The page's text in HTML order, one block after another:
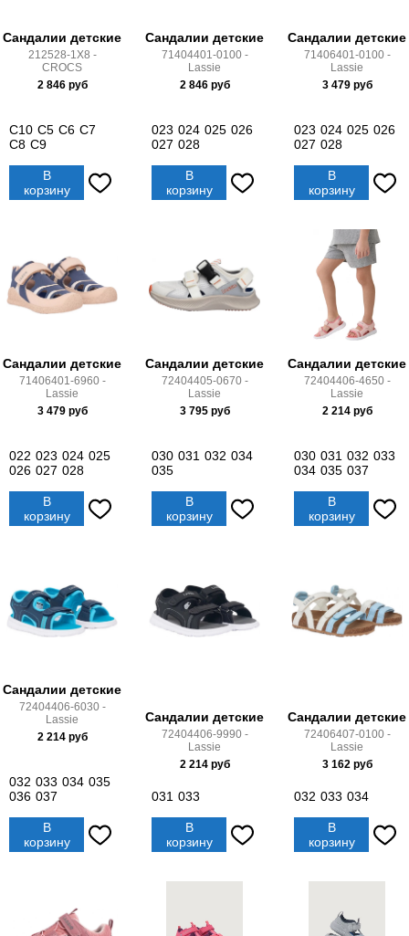
Сандалии детские
212528-1X8 -
CROCS
2 846руб
C10 C5 C6 C7
C8 C9
В
корзину
Сандалии детские
71404401-0100 -
Lassie
2 846руб
023 024 025 026
027 028
В
корзину
Сандалии детские
71406401-0100 -
Lassie
3 479руб
023 024 025 026
027 028
В
корзину
Сандалии детские
71406401-6960 -
Lassie
3 479руб
022 023 024 025
026 027 028
В
корзину
Сандалии детские
72404405-0670 -
Lassie
3 795руб
030 031 032 034
035
В
корзину
Сандалии детские
72404406-4650 -
Lassie
2 214руб
030 031 032 033
034 035 037
В
корзину
Сандалии детские
72404406-6030 -
Lassie
2 214руб
032 033 034 035
036 037
В
корзину
Сандалии детские
72404406-9990 -
Lassie
2 214руб
031 033
В
корзину
Сандалии детские
72406407-0100 -
Lassie
3 162 руб
032 033 034
В
корзину